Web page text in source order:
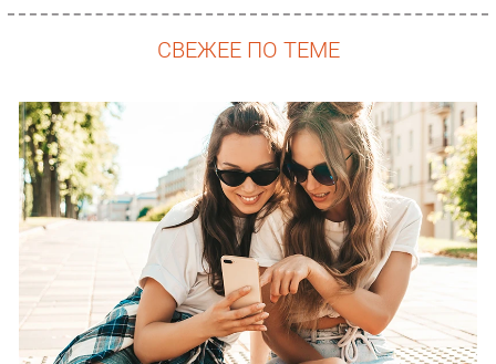
СВЕЖЕЕ ПО ТЕМЕ